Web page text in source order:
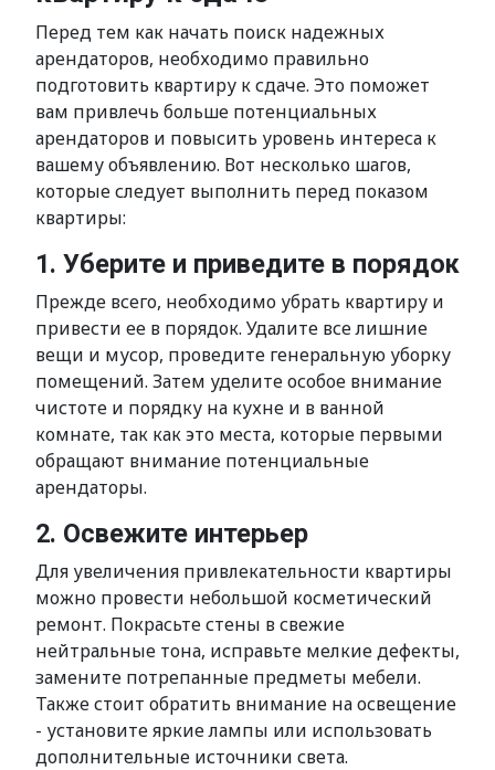
Перед тем как начать поиск надежных
арендаторов, необходимо правильно
подготовить квартиру к сдаче. Это поможет
вам привлечь больше потенциальных
арендаторов и повысить уровень интереса к
вашему объявлению. Вот несколько шагов,
которые следует выполнить перед показом
квартиры:
1. Уберите и приведите в порядок
Прежде всего, необходимо убрать квартиру и
привести ее в порядок. Удалите все лишние
вещи и мусор, проведите генеральную уборку
помещений. Затем уделите особое внимание
чистоте и порядку на кухне и в ванной
комнате, так как это места, которые первыми
обращают внимание потенциальные
арендаторы.
2. Освежите интерьер
Для увеличения привлекательности квартиры
можно провести небольшой косметический
ремонт. Покрасьте стены в свежие
нейтральные тона, исправьте мелкие дефекты,
замените потрепанные предметы мебели.
Также стоит обратить внимание на освещение
- установите яркие лампы или использовать
дополнительные источники света.